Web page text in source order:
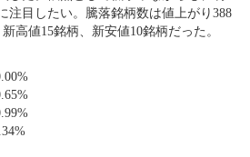
注目したい。騰落銘柄数は値上がり388
高値15銘柄、新安値10銘柄だった。